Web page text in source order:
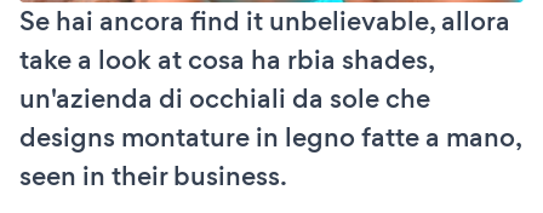
Se hai ancora find it unbelievable, allora
take a look at cosa ha rbia shades,
un'azienda di occhiali da sole che
designs montature in legno fatte a mano,
seen in their business.